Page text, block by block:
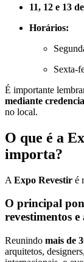
11, 12 e 13
Horários:
Sexta-
É importante
mediante
no local.
O que é a
importa?
A Expo Revestir é
O principal
revestimentos
Reunindo mais de
arquitetos,